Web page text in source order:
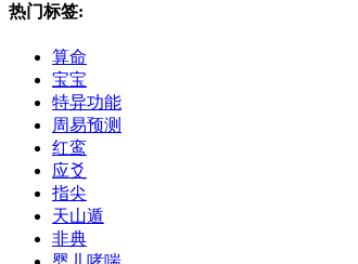
热门标签:
算命
宝宝
特异功能
周易预测
红鸾
应爻
指尖
天山遁
非典